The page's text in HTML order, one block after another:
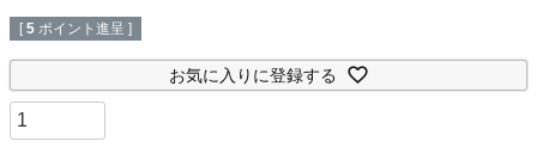
[ 5 ポイント進呈 ]
お気に入りに登録する